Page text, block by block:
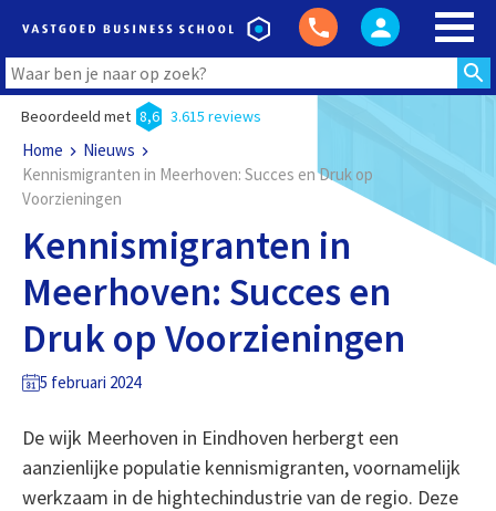
Beoordeeld met 8,6 3.615 reviews
Home
Nieuws
Kennismigranten in Meerhoven: Succes en Druk op
Voorzieningen
Kennismigranten in
Meerhoven: Succes en
Druk op Voorzieningen
5 februari 2024
De wijk Meerhoven in Eindhoven herbergt een
aanzienlijke populatie kennismigranten, voornamelijk
werkzaam in de hightechindustrie van de regio. Deze